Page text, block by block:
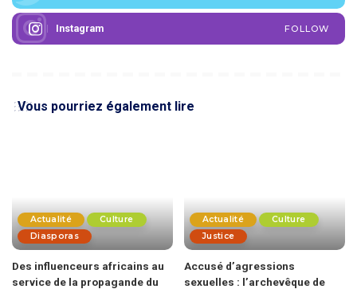
Instagram FOLLOW
Vous pourriez également lire
Actualité
Culture
Diasporas
Des influenceurs africains au
service de la propagande du
Actualité
Culture
Justice
Accusé d’agressions
sexuelles : l’archevêque de